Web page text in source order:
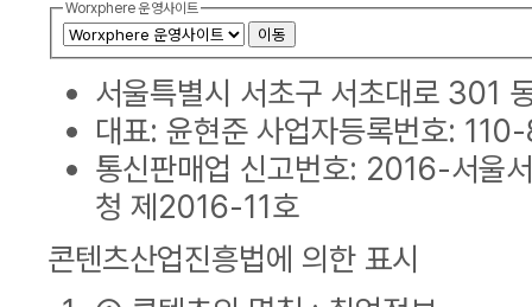
Worxphere 운영사이트
이동
서울특별시 서초구 서초대로 301
대표: 윤현준 사업자등록번호:
통신판매업 신고번호: 2016-서울
청 제2016-11호
콘텐츠산업진흥법에 의한 표시